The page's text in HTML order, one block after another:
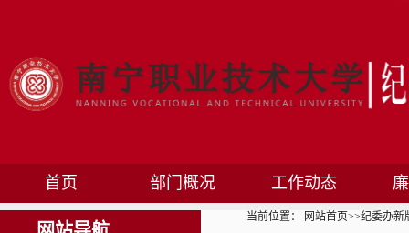
首页 部门概况 工作动态
当前位置： 网站首页>>纪委办新